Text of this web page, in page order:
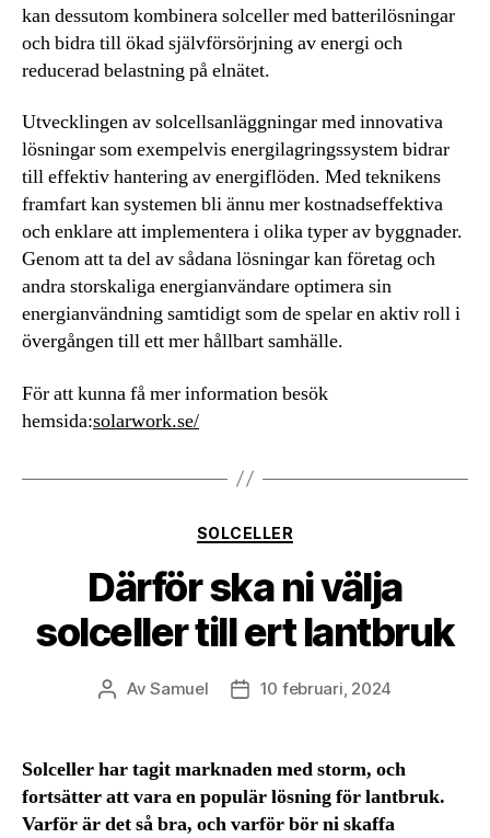
kan dessutom kombinera solceller med batterilösningar
och bidra till ökad självförsörjning av energi och
reducerad belastning på elnätet.
Utvecklingen av solcellsanläggningar med innovativa
lösningar som exempelvis energilagringssystem bidrar
till effektiv hantering av energiflöden. Med teknikens
framfart kan systemen bli ännu mer kostnadseffektiva
och enklare att implementera i olika typer av byggnader.
Genom att ta del av sådana lösningar kan företag och
andra storskaliga energianvändare optimera sin
energianvändning samtidigt som de spelar en aktiv roll i
övergången till ett mer hållbart samhälle.
För att kunna få mer information besök
hemsida:solarwork.se/
Kategorier
SOLCELLER
Därför ska ni välja
solceller till ert lantbruk
Inläggsförfattare
AvSamuel Inläggsdatum
10 februari, 2024
Solceller har tagit marknaden med storm, och
fortsätter att vara en populär lösning för lantbruk.
Varför är det så bra, och varför bör ni skaffa